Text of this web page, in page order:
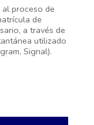
proceso de
de
a través de
utilizado
Signal).